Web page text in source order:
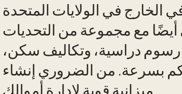
الخارج في الولايات المتحدة
أيضًا مع مجموعة من التحديات
رسوم دراسية، وتكاليف سكن،
بسرعة. من الضروري إنشاء